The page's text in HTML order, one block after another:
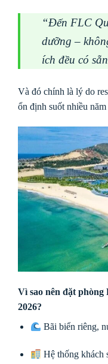
“Đến FLC
dưỡng –
ích đều có
Và đó chính là lý do
ổn định suốt nhiều năm
Vì sao nên đặt phòng
2026?
Bãi biển riêng,
Hệ thống khách